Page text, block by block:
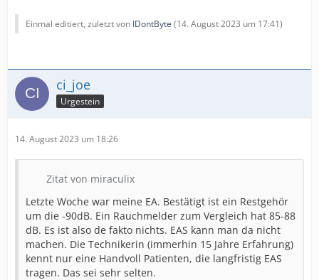
Einmal editiert, zuletzt von IDontByte (14. August 2023 um 17:41)
ci_joe
Urgestein
14. August 2023 um 18:26
Zitat von miraculix
Letzte Woche war meine EA. Bestätigt ist ein Restgehör
um die -90dB. Ein Rauchmelder zum Vergleich hat 85-88
dB. Es ist also de fakto nichts. EAS kann man da nicht
machen. Die Technikerin (immerhin 15 Jahre Erfahrung)
kennt nur eine Handvoll Patienten, die langfristig EAS
tragen. Das sei sehr selten.